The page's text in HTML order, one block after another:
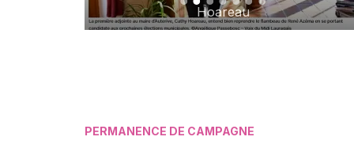
Région Occitanie
PERMANENCE DE CAMPAGNE